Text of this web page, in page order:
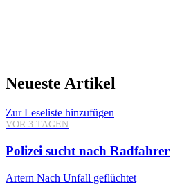
Neueste Artikel
Zur Leseliste hinzufügen
VOR 3 TAGEN
Polizei sucht nach Radfahrer
Artern Nach Unfall geflüchtet